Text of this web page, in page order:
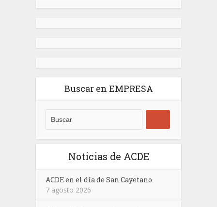
Buscar en EMPRESA
Noticias de ACDE
ACDE en el día de San Cayetano
7 agosto 2026